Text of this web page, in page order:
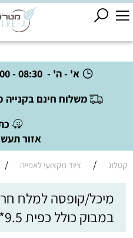
א' - ה' - 08:30 - 18:00 | ו'- 08:00 - 13:00
משלוח חינם בקנייה מעל 300 ₪
אזור
קטלוג / ציוד מקצועי לאפייה /
מיכל/קופסה למלח
במבוק כולל כפית 9.5*9.5 ס"מ